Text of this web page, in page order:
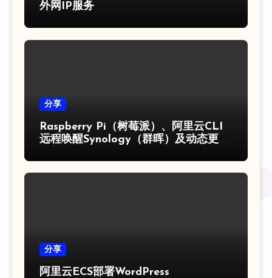
外网IP服务
分享
Raspberry Pi（树莓派）、阿里云CLI
远程唤醒Synology（群晖）及动态更新
分享
阿里云ECS部署WordPress